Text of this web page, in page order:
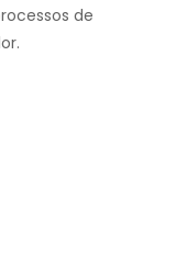
de